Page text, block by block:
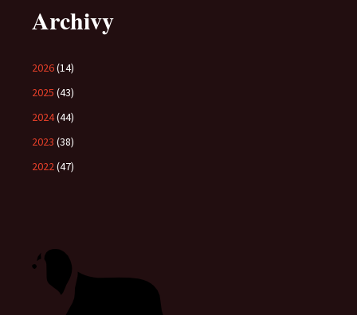
Archivy
2026(14)
2025 (43)
2024(44)
2023 (38)
2022(47)